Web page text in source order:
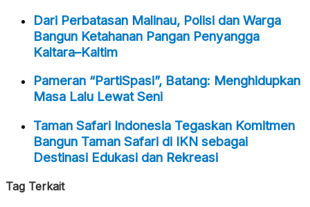
Dari Perbatasan Malinau, Polisi dan Warga
Bangun Ketahanan Pangan Penyangga
Kaltara–Kaltim
Pameran “PartiSpasi”, Batang: Menghidupkan
Masa Lalu Lewat Seni
Taman Safari Indonesia Tegaskan Komitmen
Bangun Taman Safari di IKN sebagai
Destinasi Edukasi dan Rekreasi
Tag Terkait